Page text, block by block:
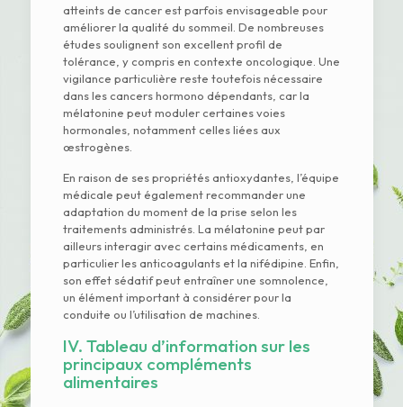
atteints de cancer est parfois envisageable pour
améliorer la qualité du sommeil. De nombreuses
études soulignent son excellent profil de
tolérance, y compris en contexte oncologique. Une
vigilance particulière reste toutefois nécessaire
dans les cancers hormono dépendants, car la
mélatonine peut moduler certaines voies
hormonales, notamment celles liées aux
œstrogènes.
En raison de ses propriétés antioxydantes, l’équipe
médicale peut également recommander une
adaptation du moment de la prise selon les
traitements administrés. La mélatonine peut par
ailleurs interagir avec certains médicaments, en
particulier les anticoagulants et la nifédipine. Enfin,
son effet sédatif peut entraîner une somnolence,
un élément important à considérer pour la
conduite ou l’utilisation de machines.
IV. Tableau d’information sur les
principaux compléments
alimentaires